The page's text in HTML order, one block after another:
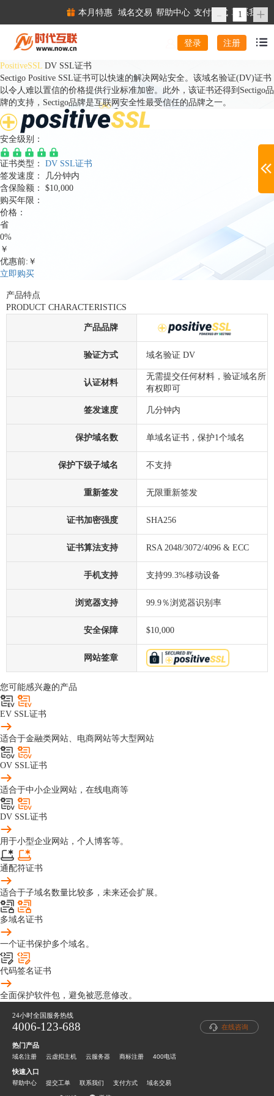
本月特惠 域名交易 帮助中心 支付方式 联系我们
登录 注册
PositiveSSL DV SSL证书
Sectigo Positive SSL证书可以快速的解决网站安全。该域名验证(DV)证书
以令人难以置信的价格提供行业标准加密。此外，该证书还得到Sectigo品
牌的支持，Sectigo品牌是互联网安全性最受信任的品牌之一。
安全级别：
证书类型：
DV SSL证书
签发速度：
几分钟内
含保险额：
$10,000
购买年限：
+
价格：
省
0%
￥
优惠前:￥
立即购买
产品特点
PRODUCT CHARACTERISTICS
产品品牌
验证方式 域名验证 DV
认证材料
无需提交任何材料，验证域名所
有权即可
签发速度 几分钟内
保护域名数 单域名证书，保护1个域名
保护下级子域名 不支持
重新签发 无限重新签发
证书加密强度 SHA256
证书算法支持 RSA 2048/3072/4096 & ECC
手机支持 支持99.3%移动设备
浏览器支持 99.9％浏览器识别率
安全保障 $10,000
网站签章
您可能感兴趣的产品
EV SSL证书
适合于金融类网站、电商网站等大型网站
OV SSL证书
适合于中小企业网站，在线电商等
DV SSL证书
用于小型企业网站，个人博客等。
通配符证书
适合于子域名数量比较多，未来还会扩展。
多域名证书
一个证书保护多个域名。
代码签名证书
全面保护软件包，避免被恶意修改。
24小时全国服务热线
4006-123-688 在线咨询
热门产品
域名注册 云虚拟主机 云服务器 商标注册 400电话
快速入口
帮助中心 提交工单 联系我们 支付方式 域名交易